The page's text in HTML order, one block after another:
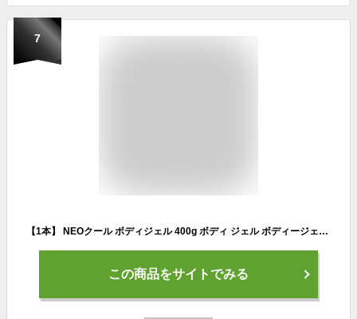
7
【1本】 NEOクール ボディジェル 400g ボディ ジェル ボディージェル 全身用 マッサージジェル メントール 素肌爽快 冷感 スッキリ クール 夏 運動 全身マッサージ 肌ケア スキンケアジェル メンソール 夏用 株式会社NEOFRONTIER
この商品をサイトでみる